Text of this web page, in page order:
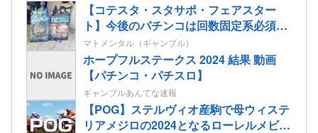
【コテスタ・スタサポ・フェアスター
ト】今後のパチンコは回数固定系必須で
いいよな。そして釘は完全に廃止するべ
き
マトメンタル（ギャンブル）
ホープフルステークス 2024 結果 動画
【パチンコ・パチスロ】
ギャンブルあんてな速報
【POG】ステルヴィオ産駒で母ウィステ
リアメジロの2024となるローレルメビウ